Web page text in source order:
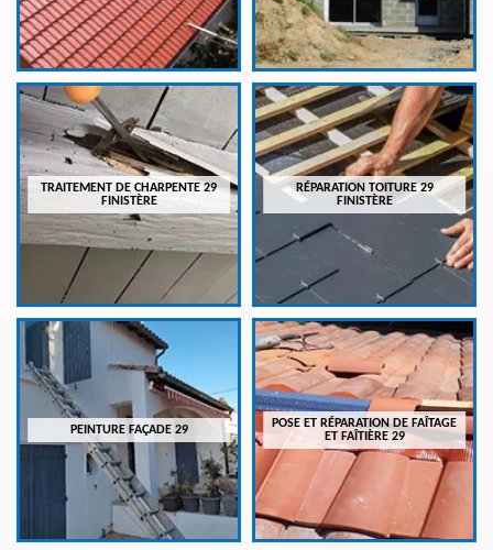
TRAITEMENT DE CHARPENTE 29
FINISTÈRE
RÉPARATION TOITURE 29
FINISTÈRE
PEINTURE FAÇADE 29
POSE ET RÉPARATION DE FAÎTAGE
ET FAÎTIÈRE 29